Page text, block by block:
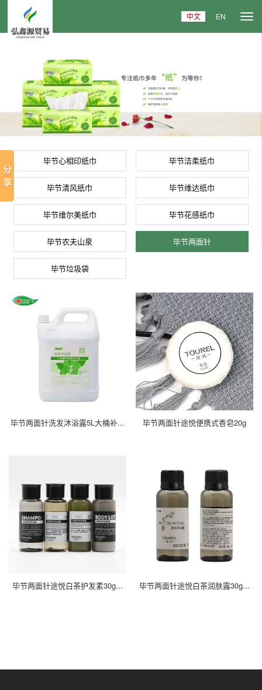
中文 EN
毕节心相印纸巾 毕节洁柔纸巾
毕节清风纸巾 毕节维达纸巾
毕节维尔美纸巾 毕节花感纸巾
毕节农夫山泉 毕节两面针
毕节垃圾袋
毕节两面针洗发沐浴露5L大桶补... 毕节两面针途悦便携式香皂20g
毕节两面针途悦白茶护发素30g... 毕节两面针途悦白茶润肤露30g...